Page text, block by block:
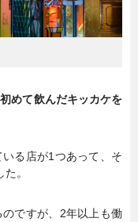
めて飲んだキッカケを
いる店が1つあって、そ
。
ですが、2年以上も働